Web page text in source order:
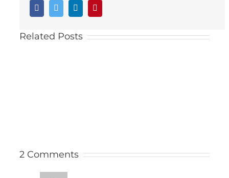
FacebookTwitter LinkedIn
Related Posts
2 Comments